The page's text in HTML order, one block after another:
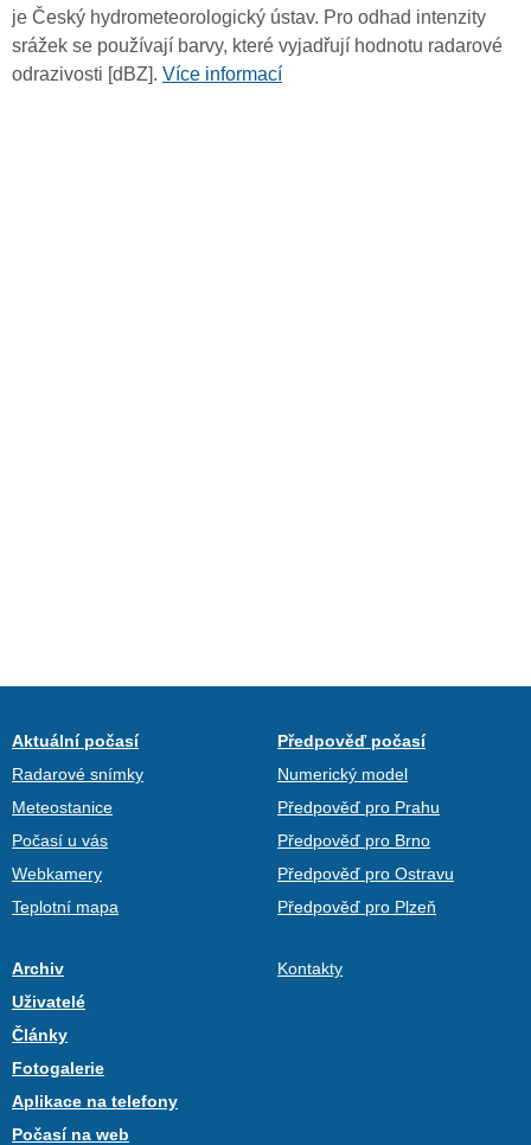
je Český hydrometeorologický ústav. Pro odhad intenzity
srážek se používají barvy, které vyjadřují hodnotu radarové
odrazivosti [dBZ]. Více informací
Aktuální počasí
Radarové snímky
Meteostanice
Počasí u vás
Webkamery
Teplotní mapa
Předpověď počasí
Numerický model
Předpověď pro Prahu
Předpověď pro Brno
Předpověď pro Ostravu
Předpověď pro Plzeň
Archiv
Uživatelé
Články
Fotogalerie
Aplikace na telefony
Počasí na web
Kontakty